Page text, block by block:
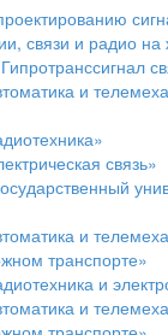
связи и радио
и
связь»
и
транспорте»
и
и